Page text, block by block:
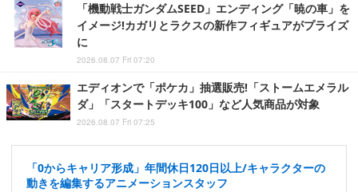
「機動戦士ガンダムSEED」エンディング「暁の車」を
イメージ!カガリとラクスの新作フィギュアがプライズ
に
2026.08.07 Fri 07:20
エディオンで「ポケカ」抽選販売!「ストームエメラル
ダ」「スタートデッキ100」など人気商品が対象
2026.08.07 Fri 07:25
「0からキャリア形成」年間休日120日以上/キャラクターの
動きを編集するアニメーションスタッフ